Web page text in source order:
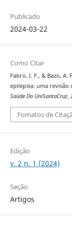
Publicado
2024-03-22
Como Citar
Fabro, I. F., & Bazo,
epilepsia: uma revisão
Saúde Do UniSantaCruz,
Fomatos de
Edição
v. 2 n. 1 (2024)
Seção
Artigos